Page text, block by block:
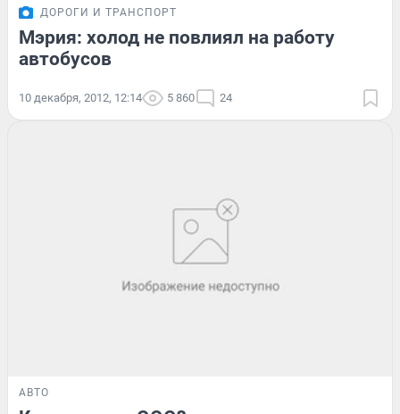
ДОРОГИ И ТРАНСПОРТ
Мэрия: холод не повлиял на работу
автобусов
10 декабря, 2012, 12:14 5 860 24
АВТО